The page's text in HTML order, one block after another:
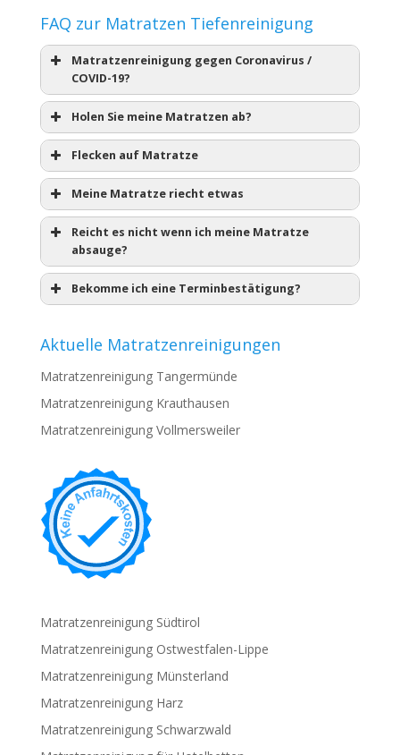
FAQ zur Matratzen Tiefenreinigung
Matratzenreinigung gegen Coronavirus /
COVID-19?
Holen Sie meine Matratzen ab?
Flecken auf Matratze
Meine Matratze riecht etwas
Reicht es nicht wenn ich meine Matratze
absauge?
Bekomme ich eine Terminbestätigung?
Aktuelle Matratzenreinigungen
Matratzenreinigung Tangermünde
Matratzenreinigung Krauthausen
Matratzenreinigung Vollmersweiler
Matratzenreinigung Südtirol
Matratzenreinigung Ostwestfalen-Lippe
Matratzenreinigung Münsterland
Matratzenreinigung Harz
Matratzenreinigung Schwarzwald